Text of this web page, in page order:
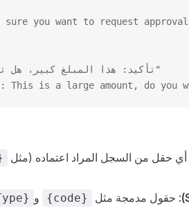
sure you want to request
Arabic: "تأكيد: هذا المبلغ كبير، هل تريد المتابعة؟"
This is a large amount, do you
أي حقل من السجل المراد اعتماده (مثل
: حقول مدمجة مثل {code} و